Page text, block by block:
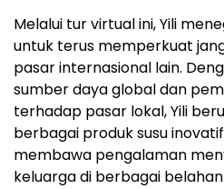
Melalui tur virtual ini, Yili
untuk terus memperkuat
pasar internasional lain.
sumber daya global dan
terhadap pasar lokal, Yili
berbagai produk susu
membawa pengalaman
keluarga di berbagai belahan